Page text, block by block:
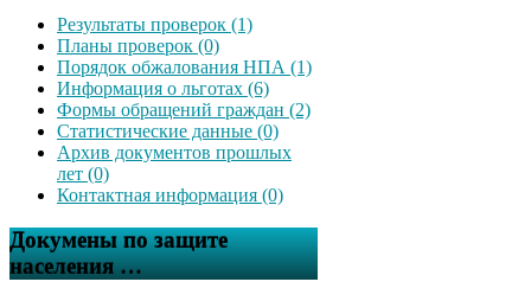
Результаты проверок (1)
Планы проверок (0)
Порядок обжалования НПА (1)
Информация о льготах (6)
Формы обращений граждан (2)
Статистические данные (0)
Архив документов прошлых
лет (0)
Контактная информация (0)
Докумены по защите
населения …